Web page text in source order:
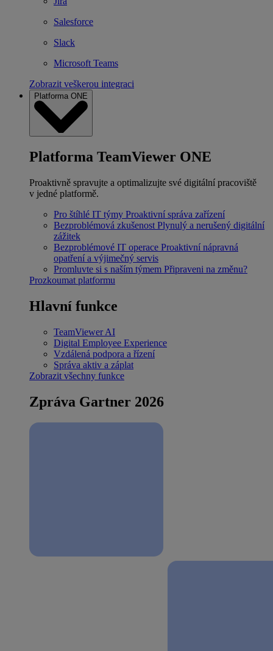
Salesforce
Slack
Microsoft Teams
Zobrazit veškerou integraci
Platforma ONE
Platforma TeamViewer ONE
Proaktivně spravujte a optimalizujte své digitální pracoviště
v jedné platformě.
Pro štíhlé IT týmy Proaktivní správa zařízení
Bezproblémová zkušenost Plynulý a nerušený digitální
zážitek
Bezproblémové IT operace Proaktivní nápravná
opatření a výjimečný servis
Promluvte si s naším týmem Připraveni na změnu?
Prozkoumat platformu
Hlavní funkce
TeamViewer AI
Digital Employee Experience
Vzdálená podpora a řízení
Správa aktiv a záplat
Zobrazit všechny funkce
Zpráva Gartner 2026